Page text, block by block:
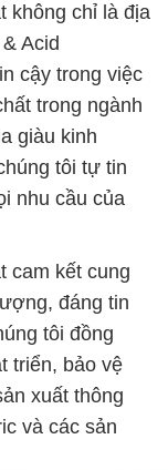
không chỉ là địa
Acid
cậy trong việc
trong ngành
giàu kinh
tôi tự tin
nhu cầu của
cam kết cung
đáng tin
tôi đồng
triển, bảo vệ
xuất thông
và các sản